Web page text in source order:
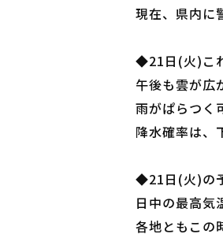
現在、県内に
◆21日(火)こ
午後も雲が広
雨がぱらつく
降水確率は、
◆21日(火)の
日中の最高気
各地ともこの